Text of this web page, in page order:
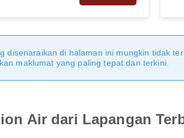
disenaraikan di halaman ini mungkin tidak
maklumat yang paling tepat dan terkini.
Air dari Lapangan